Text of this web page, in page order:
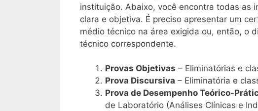
instituição. Abaixo, você encontra todas as
clara e objetiva. É preciso apresentar um
médio técnico na área exigida ou, então, o
técnico correspondente.
Provas Objetivas – Eliminatórias e
Prova Discursiva – Eliminatória e
Prova de Desempenho Teórico-
de Laboratório (Análises Clínicas e